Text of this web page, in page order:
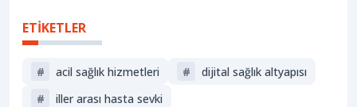
ETİKETLER
# acil sağlık hizmetleri #
dijital sağlık altyapısı
#
i̇ller arası hasta sevki